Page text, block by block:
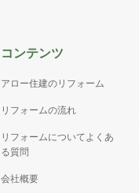
コンテンツ
アロー住建のリフォーム
リフォームの流れ
リフォームについてよくあ
る質問
会社概要